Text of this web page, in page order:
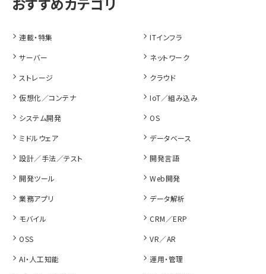
連載・特集
ITインフラ
サーバー
ネットワーク
ストレージ
クラウド
仮想化／コンテナ
IoT／組み込み
システム開発
OS
ミドルウェア
データベース
設計／手法／テスト
開発言語
開発ツール
Web開発
業務アプリ
データ解析
モバイル
CRM／ERP
OSS
VR／AR
AI・人工知能
運用・管理